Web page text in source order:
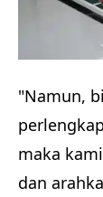
"Namun,
maka
dan